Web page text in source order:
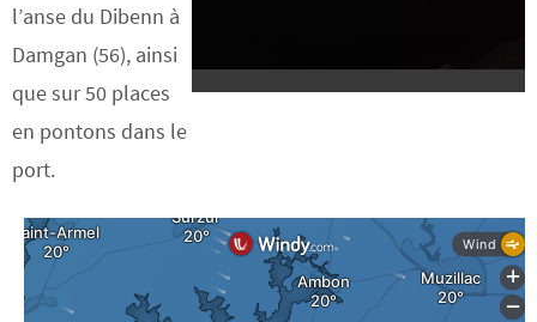
l’anse du Dibenn à
Damgan (56), ainsi
que sur 50 places
en pontons dans le
port.